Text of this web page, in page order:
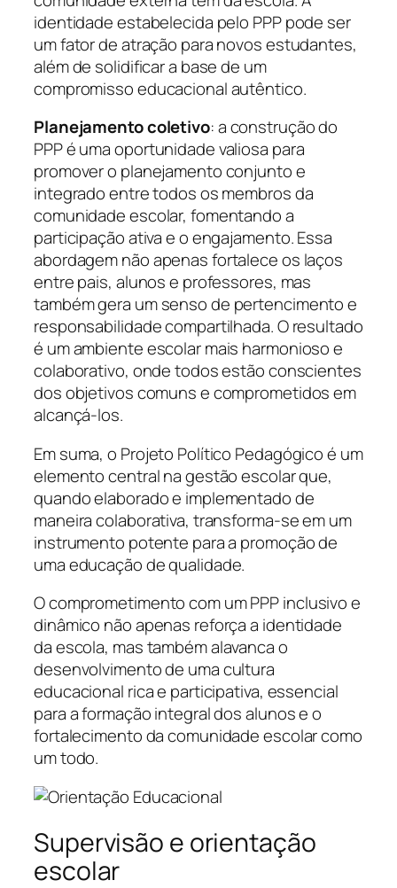
identidade estabelecida pelo PPP pode ser
um fator de atração para novos estudantes,
além de solidificar a base de um
compromisso educacional autêntico.
Planejamento coletivo: a construção do
PPP é uma oportunidade valiosa para
promover o planejamento conjunto e
integrado entre todos os membros da
comunidade escolar, fomentando a
participação ativa e o engajamento. Essa
abordagem não apenas fortalece os laços
entre pais, alunos e professores, mas
também gera um senso de pertencimento e
responsabilidade compartilhada. O resultado
é um ambiente escolar mais harmonioso e
colaborativo, onde todos estão conscientes
dos objetivos comuns e comprometidos em
alcançá-los.
Em suma, o Projeto Político Pedagógico é um
elemento central na gestão escolar que,
quando elaborado e implementado de
maneira colaborativa, transforma-se em um
instrumento potente para a promoção de
uma educação de qualidade.
O comprometimento com um PPP inclusivo e
dinâmico não apenas reforça a identidade
da escola, mas também alavanca o
desenvolvimento de uma cultura
educacional rica e participativa, essencial
para a formação integral dos alunos e o
fortalecimento da comunidade escolar como
um todo.
Supervisão e orientação
escolar